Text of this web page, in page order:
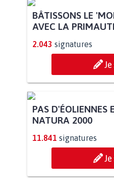
BÂTISSONS LE
AVEC LA
2.043 signatures
PAS D'ÉOLIENNES
NATURA 2000
11.841 signatures